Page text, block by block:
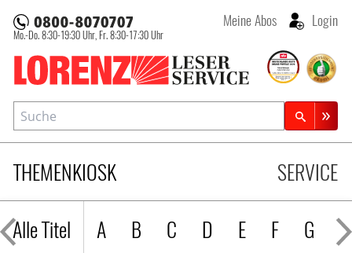
Lorenz Leserservice
Mo.-Do. 8:30-19:30 Uhr, Fr. 8:30-17:30 Uhr
Meine Abos Login
THEMENKIOSK
Alle Titel
A B C D E F G H
SERVICE
Suche
Zeitschriftensuche